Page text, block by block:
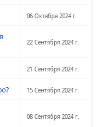
06 Октября 2024 г.
22 Сентября 2024 г.
21 Сентября 2024 г.
15 Сентября 2024 г.
08 Сентября 2024 г.